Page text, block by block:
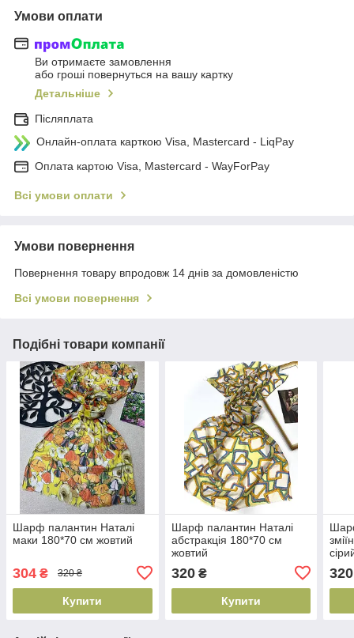
Умови оплати
Ви отримаєте замовлення
або гроші повернуться на вашу картку
Детальніше
Післяплата
Онлайн-оплата карткою Visa, Mastercard - LiqPay
Оплата картою Visa, Mastercard - WayForPay
Всі умови оплати
Умови повернення
Повернення товару впродовж 14 днів за домовленістю
Всі умови повернення
Подібні товари компанії
Шарф палантин Наталі
маки 180*70 см жовтий
304 ₴ 320 ₴
Купити
Шарф палантин Наталі
абстракція 180*70 см
жовтий
320₴
Купити
320